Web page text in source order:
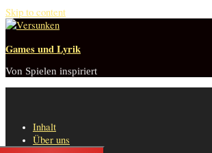
Skip to content
Games und Lyrik
Von Spielen inspiriert
Inhalt
Über uns